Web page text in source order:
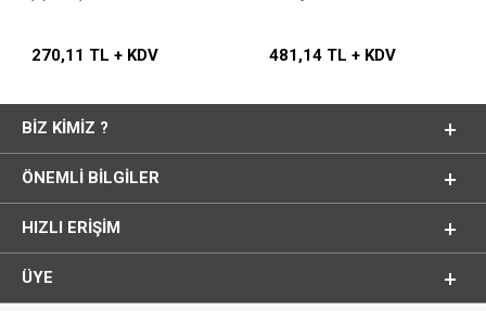
270,11 TL + KDV 481,14 TL + KDV
BIZ KIMIZ ?
ÖNEMLI BILGILER
HIZLI ERIŞIM
ÜYE